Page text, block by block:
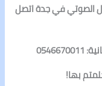
الصوتي في جدة اتصل
بها!